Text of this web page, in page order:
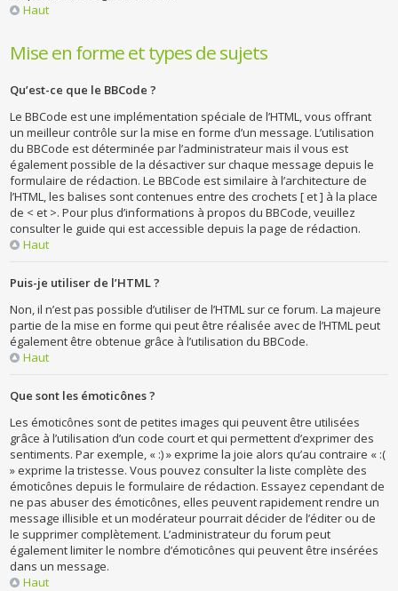
Haut
Mise en forme et types de sujets
Qu’est-ce que le BBCode ?
Le BBCode est une implémentation spéciale de l’HTML, vous offrant
un meilleur contrôle sur la mise en forme d’un message. L’utilisation
du BBCode est déterminée par l’administrateur mais il vous est
également possible de la désactiver sur chaque message depuis le
formulaire de rédaction. Le BBCode est similaire à l’architecture de
l’HTML, les balises sont contenues entre des crochets [ et ] à la place
de < et >. Pour plus d’informations à propos du BBCode, veuillez
consulter le guide qui est accessible depuis la page de rédaction.
Haut
Puis-je utiliser de l’HTML ?
Non, il n’est pas possible d’utiliser de l’HTML sur ce forum. La majeure
partie de la mise en forme qui peut être réalisée avec de l’HTML peut
également être obtenue grâce à l’utilisation du BBCode.
Haut
Que sont les émoticônes ?
Les émoticônes sont de petites images qui peuvent être utilisées
grâce à l’utilisation d’un code court et qui permettent d’exprimer des
sentiments. Par exemple, « :) » exprime la joie alors qu’au contraire « :(
» exprime la tristesse. Vous pouvez consulter la liste complète des
émoticônes depuis le formulaire de rédaction. Essayez cependant de
ne pas abuser des émoticônes, elles peuvent rapidement rendre un
message illisible et un modérateur pourrait décider de l’éditer ou de
le supprimer complètement. L’administrateur du forum peut
également limiter le nombre d’émoticônes qui peuvent être insérées
dans un message.
Haut